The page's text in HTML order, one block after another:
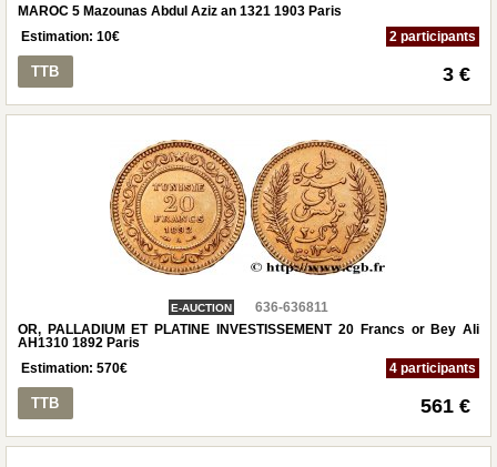
MAROC 5 Mazounas Abdul Aziz an 1321 1903 Paris
Estimation: 10€ 2 participants
TTB 3 €
E-AUCTION
636-636811
OR, PALLADIUM ET PLATINE INVESTISSEMENT 20 Francs or Bey Ali
AH1310 1892 Paris
Estimation: 570€ 4 participants
TTB 561 €